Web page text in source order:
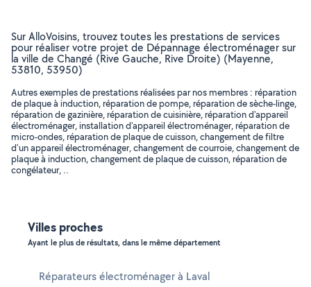
Sur AlloVoisins, trouvez toutes les prestations de services
pour réaliser votre projet de Dépannage électroménager sur
la ville de Changé (Rive Gauche, Rive Droite) (Mayenne,
53810, 53950)
Autres exemples de prestations réalisées par nos membres : réparation
de plaque à induction, réparation de pompe, réparation de sèche-linge,
réparation de gazinière, réparation de cuisinière, réparation d'appareil
électroménager, installation d'appareil électroménager, réparation de
micro-ondes, réparation de plaque de cuisson, changement de filtre
d'un appareil électroménager, changement de courroie, changement de
plaque à induction, changement de plaque de cuisson, réparation de
congélateur, ..
Villes proches
Ayant le plus de résultats, dans le même département
Réparateurs électroménager à Laval